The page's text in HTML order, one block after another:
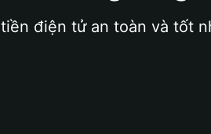
điện tử an toàn và tốt